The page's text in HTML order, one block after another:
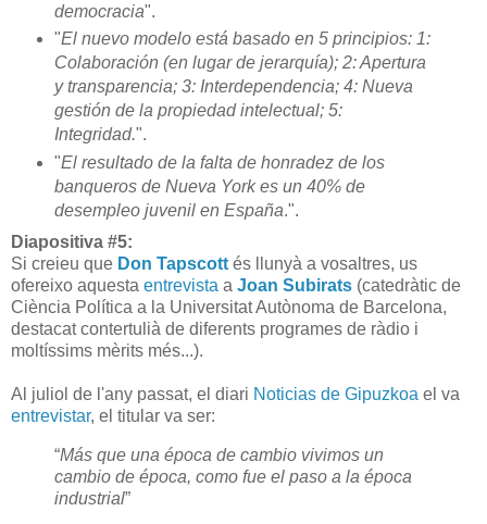
democracia".
"El nuevo modelo está basado en 5 principios: 1:
Colaboración (en lugar de jerarquía); 2: Apertura
y transparencia; 3: Interdependencia; 4: Nueva
gestión de la propiedad intelectual; 5:
Integridad.".
"El resultado de la falta de honradez de los
banqueros de Nueva York es un 40% de
desempleo juvenil en España.".
Diapositiva #5:
Si creieu que Don Tapscott és llunyà a vosaltres, us
ofereixo aquesta entrevista a Joan Subirats (catedràtic de
Ciència Política a la Universitat Autònoma de Barcelona,
destacat contertulià de diferents programes de ràdio i
moltíssims mèrits més...).
Al juliol de l'any passat, el diari Noticias de Gipuzkoa el va
entrevistar, el titular va ser:
“Más que una época de cambio vivimos un
cambio de época, como fue el paso a la época
industrial”